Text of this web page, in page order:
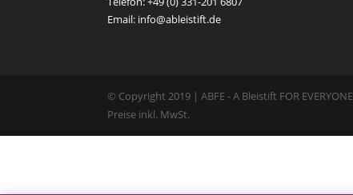
Email: info@ableistift.de
© Copyright 2019 | ABFE - A Bleistift FOR
Preise inkl. MwSt.